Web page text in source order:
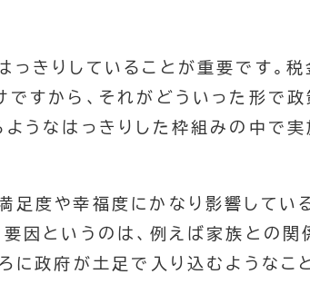
っきりしていることが重要です。
すから、それがどういった形で
うなはっきりした枠組みの中で
足度や幸福度にかなり影響してい
因というのは、例えば家族との関
に政府が土足で入り込むようなこ